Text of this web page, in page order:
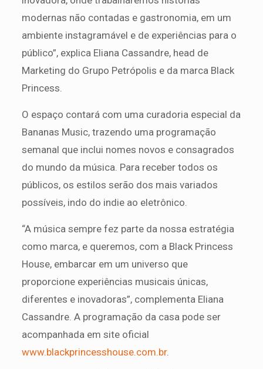
modernas não contadas e gastronomia, em um
ambiente instagramável e de experiências para o
público”, explica Eliana Cassandre, head de
Marketing do Grupo Petrópolis e da marca Black
Princess.
O espaço contará com uma curadoria especial da
Bananas Music, trazendo uma programação
semanal que inclui nomes novos e consagrados
do mundo da música. Para receber todos os
públicos, os estilos serão dos mais variados
possíveis, indo do indie ao eletrônico.
“A música sempre fez parte da nossa estratégia
como marca, e queremos, com a Black Princess
House, embarcar em um universo que
proporcione experiências musicais únicas,
diferentes e inovadoras”, complementa Eliana
Cassandre. A programação da casa pode ser
acompanhada em site oficial
www.blackprincesshouse.com.br.